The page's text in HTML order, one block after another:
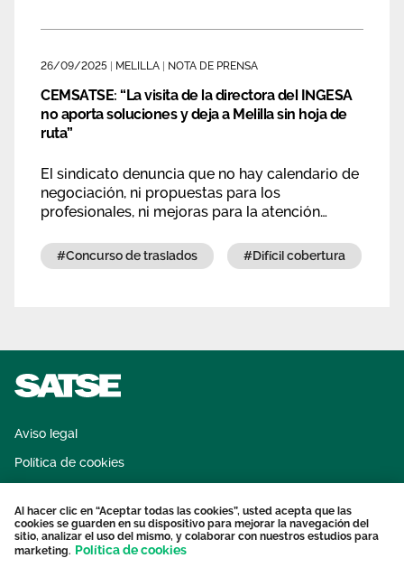
26/09/2025 MELILLA NOTA DE PRENSA
CEMSATSE: “La visita de la directora del INGESA
no aporta soluciones y deja a Melilla sin hoja de
ruta”
El sindicato denuncia que no hay calendario de
negociación, ni propuestas para los
profesionales, ni mejoras para la atención
directora general del INGESA
#concurso de traslados #difícil cobertura
Aviso legal
Política de cookies
Protección datos personales
Contacto
Al hacer clic en “Aceptar todas las cookies”, usted acepta que las
cookies se guarden en su dispositivo para mejorar la navegación del
sitio, analizar el uso del mismo, y colaborar con nuestros estudios para
marketing. Política de cookies